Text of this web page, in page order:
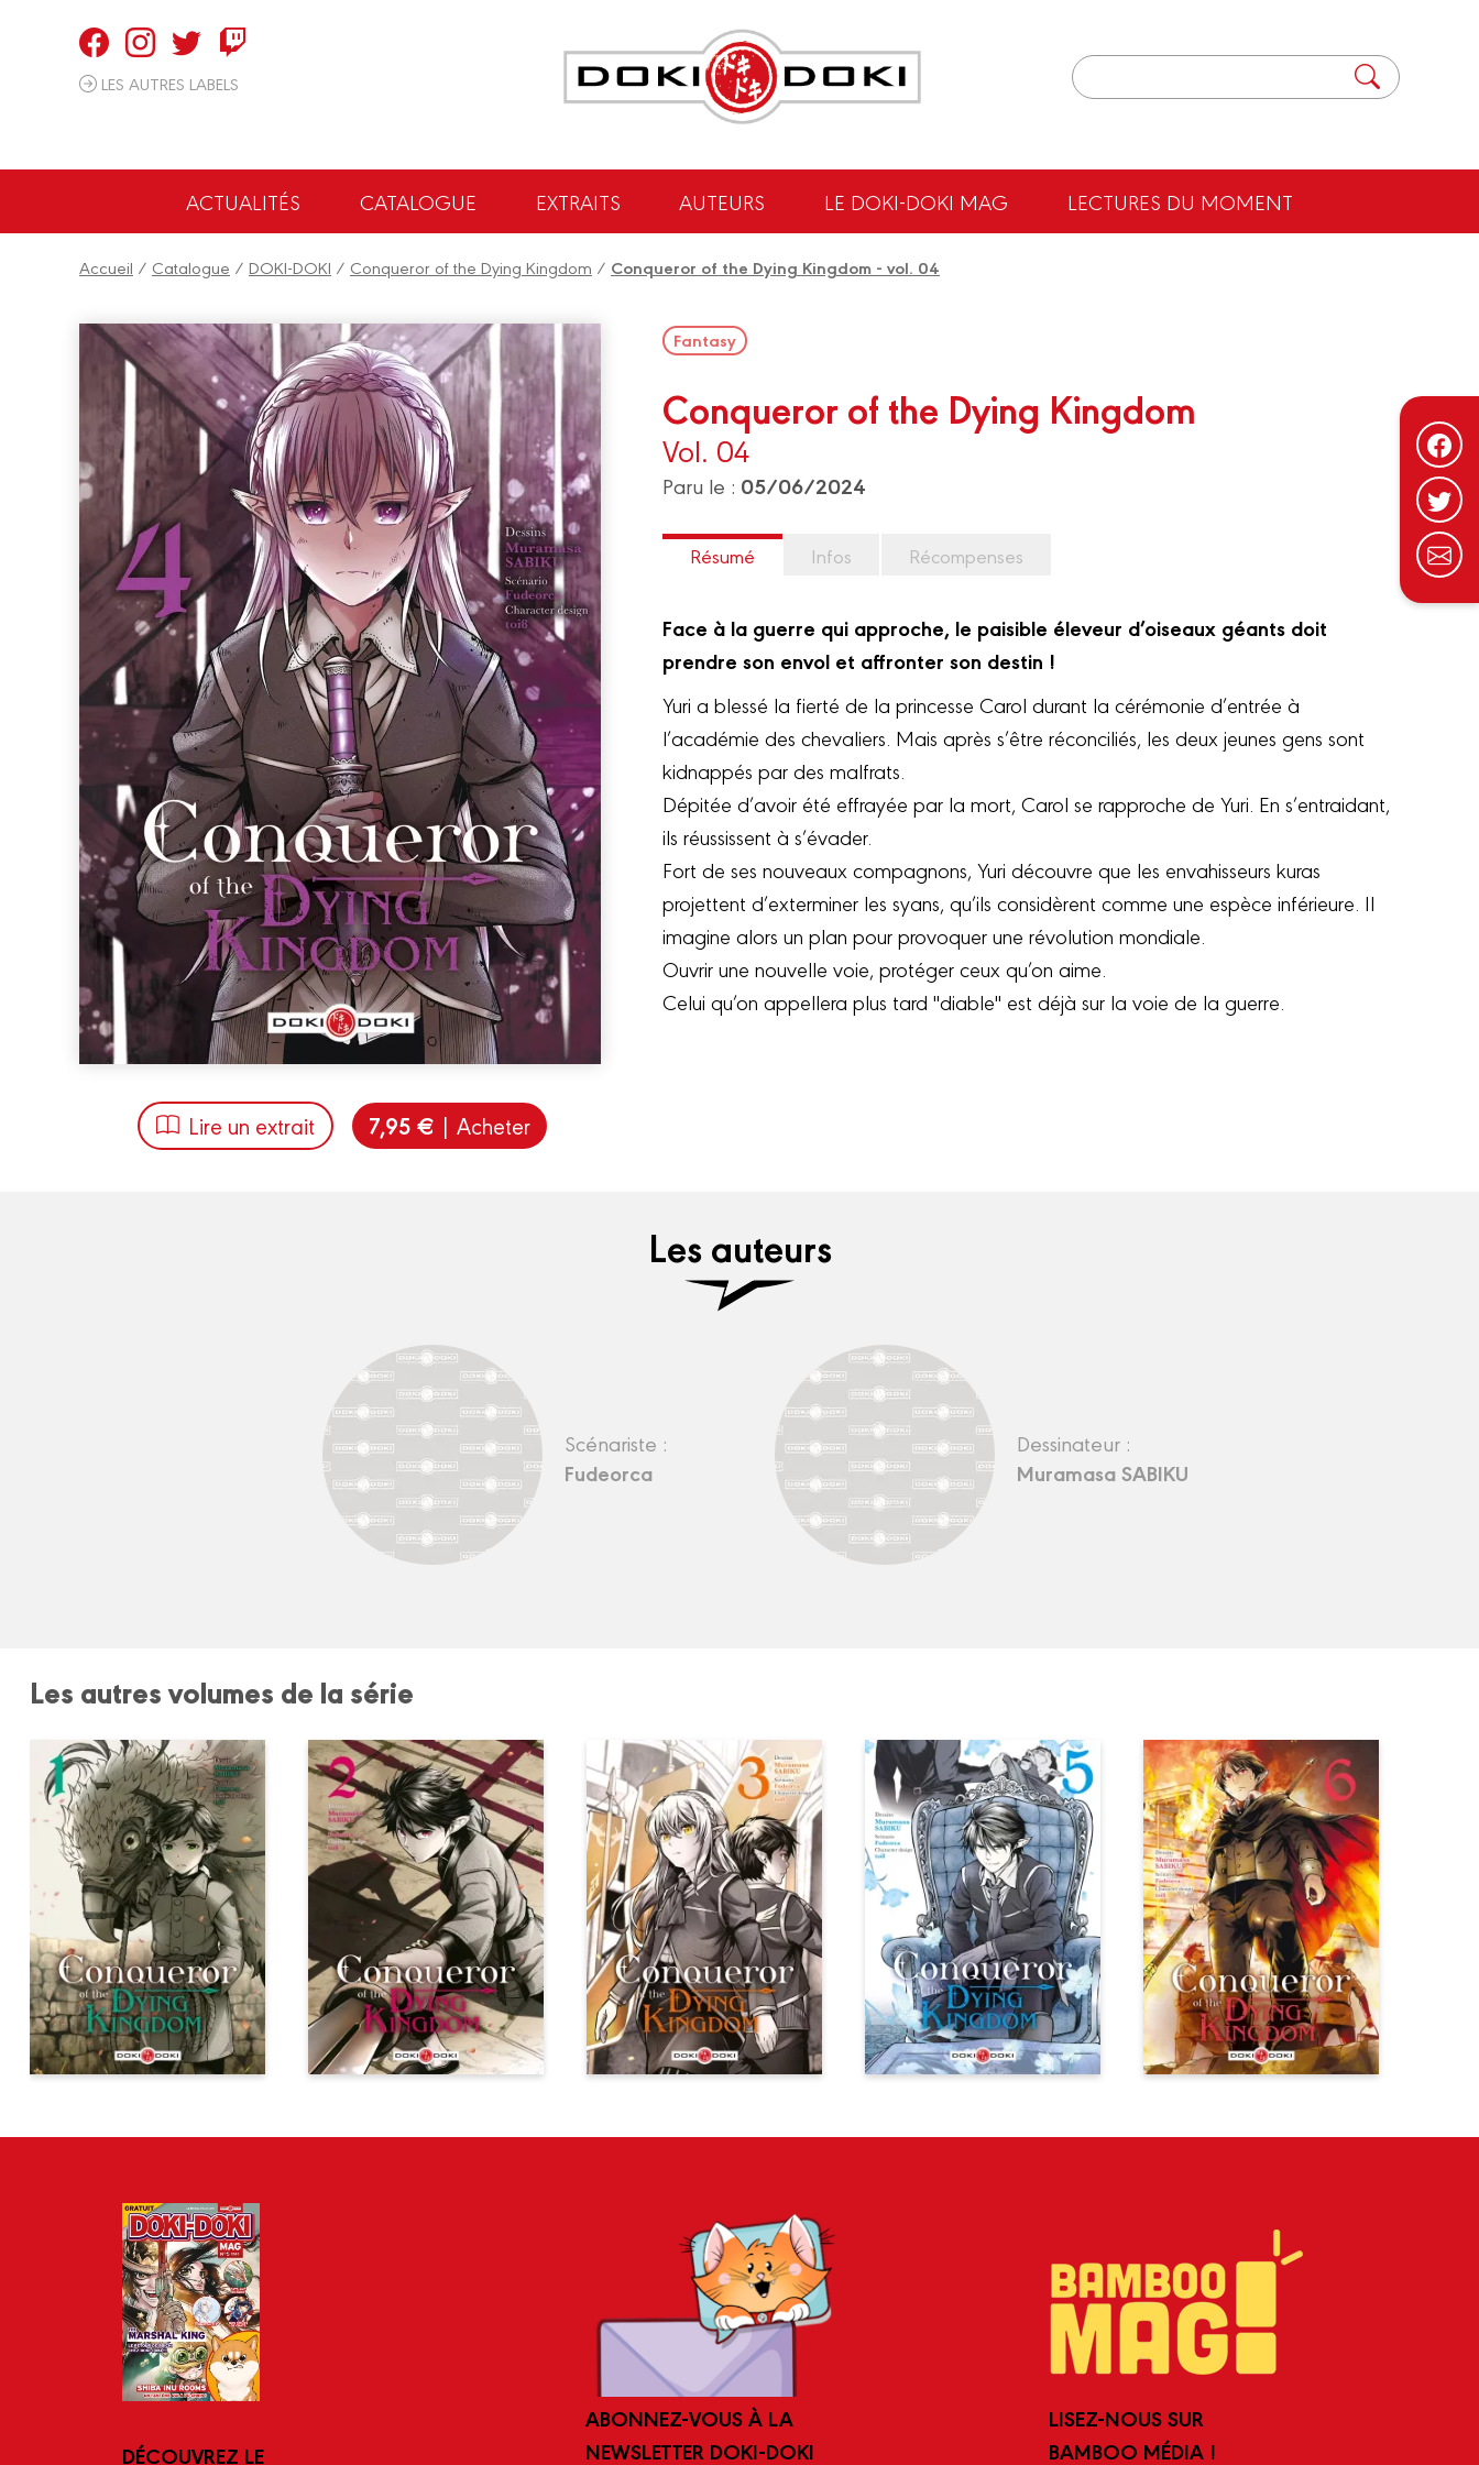
LES AUTRES LABELS
ACTUALITÉS CATALOGUE EXTRAITS AUTEURS LE DOKI-DOKI MAG LECTURES DU MOMENT
Accueil / Catalogue / DOKI-DOKI / Conqueror of the Dying Kingdom / Conqueror of the Dying Kingdom - vol. 04
Lire un extrait 7,95 € | Acheter
Fantasy
Conqueror of the Dying Kingdom
Vol. 04
Paru le : 05/06/2024
Résumé Infos Récompenses
Face à la guerre qui approche, le paisible éleveur d’oiseaux géants doit
prendre son envol et affronter son destin !
Yuri a blessé la fierté de la princesse Carol durant la cérémonie d’entrée à
l’académie des chevaliers. Mais après s’être réconciliés, les deux jeunes gens sont
kidnappés par des malfrats.
Dépitée d’avoir été effrayée par la mort, Carol se rapproche de Yuri. En s’entraidant,
ils réussissent à s’évader.
Fort de ses nouveaux compagnons, Yuri découvre que les envahisseurs kuras
projettent d’exterminer les syans, qu’ils considèrent comme une espèce inférieure. Il
imagine alors un plan pour provoquer une révolution mondiale.
Ouvrir une nouvelle voie, protéger ceux qu’on aime.
Celui qu’on appellera plus tard "diable" est déjà sur la voie de la guerre.
Les auteurs
Scénariste :
Fudeorca
Dessinateur :
Muramasa SABIKU
Les autres volumes de la série
DÉCOUVREZ LE
ABONNEZ-VOUS À LA
NEWSLETTER DOKI-DOKI
LISEZ-NOUS SUR
BAMBOO MÉDIA !